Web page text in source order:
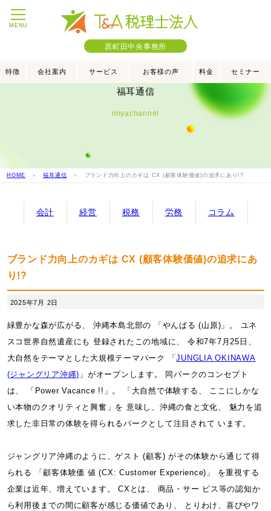
MENU
原町田中央事務所
特徴 会社案内 サービス お客様の声 料金 セミナー
福耳通信
miyachannel
HOME ＞福耳通信 ＞ ブランド力向上のカギは CX (顧客体験価値)の追求にあり!?
会計 経営 税務 労務 コラム
ブランド力向上のカギは CX (顧客体験価値)の追求にあ
り!?
2025年7月 2日
緑豊かな森が広がる、 沖縄本島北部の 「やんばる (山原)」。 ユネ
スコ世界自然遺産にも 登録されたこの地域に、 令和7年7月25日、
大自然をテーマとした大規模テーマパーク 「JUNGLIA OKINAWA
(ジャングリア沖縄) 」がオープンします。 同パークのコンセプト
は、 「Power Vacance !!」。 「大自然で体験する、 ここにしかな
い本物のクオリティと興奮」を 意味し、沖縄の食と文化、 魅力を追
求した非日常の体験を得られるパークとして注目されて います。
ジャングリア沖縄のように、ゲスト (顧客) がその体験から通じて得
られる 「顧客体験価 値 (CX: Customer Experience)」 を重視する
企業は近年、増えています。 CXとは、 商品・サー ビス等の認知か
ら利用後までの間に顧客が感じる価値であり、 とりわけ、喜びやワ